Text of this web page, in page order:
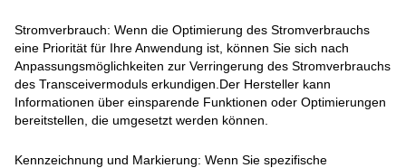
Stromverbrauch: Wenn die Optimierung des Stromverbrauchs
eine Priorität für Ihre Anwendung ist, können Sie sich nach
Anpassungsmöglichkeiten zur Verringerung des Stromverbrauchs
des Transceivermoduls erkundigen.Der Hersteller kann
Informationen über einsparende Funktionen oder Optimierungen
bereitstellen, die umgesetzt werden können.
Kennzeichnung und Markierung: Wenn Sie spezifische